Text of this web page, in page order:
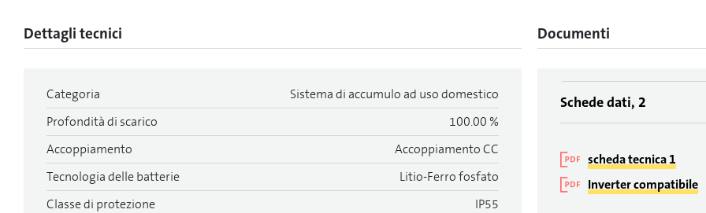
Dettagli tecnici
Categoria
Sistema di accumulo ad uso domestico
Profondità di scarico
100.00 %
Accoppiamento
Accoppiamento CC
Tecnologia delle batterie
Litio-Ferro fosfato
Classe di protezione
IP55
Documenti
Schede dati, 2
scheda tecnica 1
Inverter compatibile